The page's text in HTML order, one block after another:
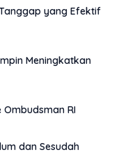
yang Efektif
Meningkatkan
RI
dan Sesudah